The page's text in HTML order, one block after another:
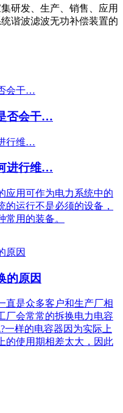
研发、生产、销售、应用
谐波滤波无功补偿装置的
否会干…
进行维…
应用可作为电力系统中的
运行不是必须的设备，
用的装备。
的原因
直是众多客户和生产厂相
厂会常常的拆换电力电容
一样的电容器因为实际上
的使用期相差太大，因此